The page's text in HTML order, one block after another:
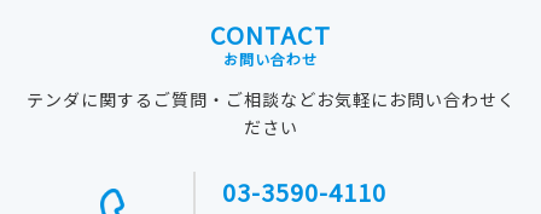
CONTACT
お問い合わせ
テンダに関するご質問・ご相談などお気軽にお問い合わせく
ださい
03-3590-4110